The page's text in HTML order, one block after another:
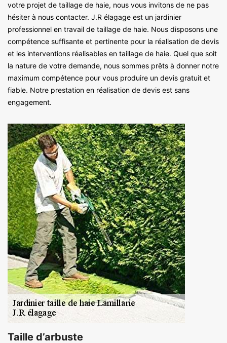
votre projet de taillage de haie, nous vous invitons de ne pas
hésiter à nous contacter. J.R élagage est un jardinier
professionnel en travail de taillage de haie. Nous disposons une
compétence suffisante et pertinente pour la réalisation de devis
et les interventions réalisables en taillage de haie. Quel que soit
la nature de votre demande, nous sommes prêts à donner notre
maximum compétence pour vous produire un devis gratuit et
fiable. Notre prestation en réalisation de devis est sans
engagement.
Taille d’arbuste